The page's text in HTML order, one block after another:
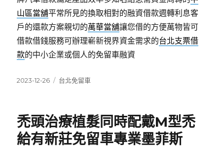
山區當舖平常所見的換取相對的融資借款週轉利息客
戶的還款方案親切的萬華當舖讓您借的方便萬物皆可
借款借錢服務可辦理嶄新視界資金需求的台北支票借
款的中小企業或個人的免留車融資
發
2023-12-26
分
台北免留車
禿頭治療植髮同時配戴M型禿
給有新莊免留車專業墨菲斯